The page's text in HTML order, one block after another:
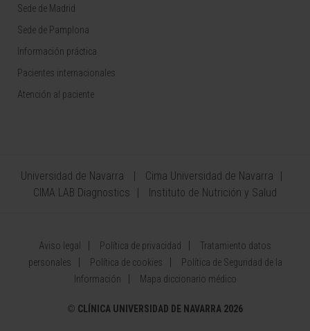
Sede de Madrid
Sede de Pamplona
Información práctica
Pacientes internacionales
Atención al paciente
Universidad de Navarra
Cima Universidad de Navarra
CIMA LAB Diagnostics
Instituto de Nutrición y Salud
Aviso legal Política de privacidad
Tratamiento datos
personales
Política de cookies
Política de Seguridad de la
Información
Mapa diccionario médico
© CLÍNICA UNIVERSIDAD DE NAVARRA 2026